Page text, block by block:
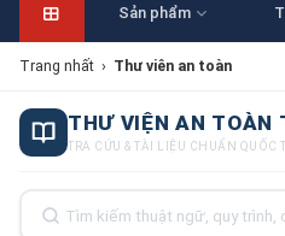
Sản phẩm
Trang nhất › Thư viên an toàn
THƯ VIỆN AN TOÀN
TRA CỨU & TÀI LIỆU CHUẨN QUỐC